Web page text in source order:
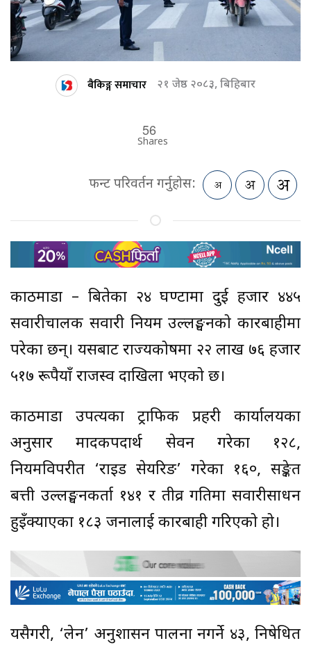
बैकिङ्ग समाचार २१ जेष्ठ २०८३, बिहिबार
56
Shares
फन्ट परिवर्तन गर्नुहोस:
काठमाडौं – बितेका २४ घण्टामा दुई हजार ४४५
सवारीचालक सवारी नियम उल्लङ्घनको कारबाहीमा
परेका छन्। यसबाट राज्यकोषमा २२ लाख ७६ हजार
५१७ रूपैयाँ राजस्व दाखिला भएको छ।
काठमाडौं उपत्यका ट्राफिक प्रहरी कार्यालयका
अनुसार मादकपदार्थ सेवन गरेका १२८,
नियमविपरीत ‘राइड सेयरिङ’ गरेका १६०, सङ्केत
बत्ती उल्लङ्घनकर्ता १४१ र तीव्र गतिमा सवारीसाधन
हुइँक्याएका १८३ जनालाई कारबाही गरिएको हो।
यसैगरी, ‘लेन’ अनुशासन पालना नगर्ने ४३, निषेधित